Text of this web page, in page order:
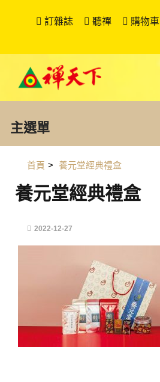
訂雜誌 聽禪 購物車
主選單
首頁 > 養元堂經典禮盒
養元堂經典禮盒
2022-12-27